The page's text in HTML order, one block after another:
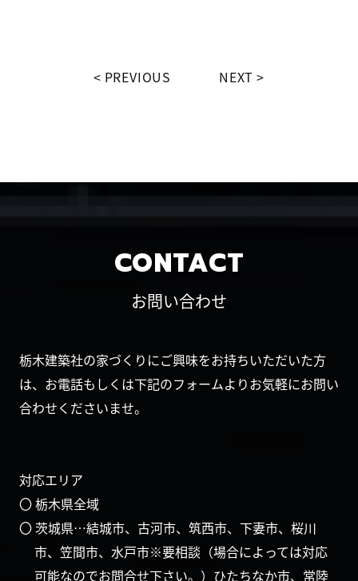
PREVIOUS NEXT
CONTACT
お問い合わせ
栃木建築社の家づくりにご興味をお持ちいただいた方
は、お電話もしくは下記のフォームよりお気軽にお問い
合わせくださいませ。
対応エリア
〇 栃木県全域
〇 茨城県…結城市、古河市、筑西市、下妻市、桜川
市、笠間市、水戸市※要相談（場合によっては対応
可能なのでお問合せ下さい。）ひたちなか市、常陸